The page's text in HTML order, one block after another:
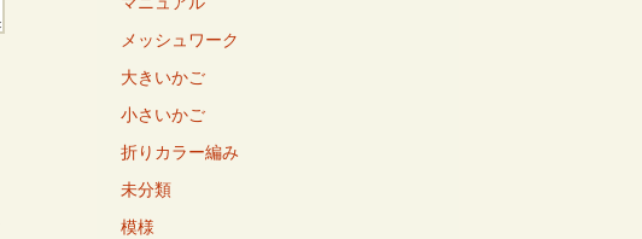
メッシュワーク
大きいかご
小さいかご
折りカラー編み
未分類
模様